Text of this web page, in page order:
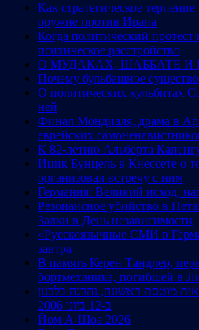
Как стратегическое
оружие против Ирана
Когда политический протест
психическое расстройство
О МУДАКАХ, ШАББАТЕ И
Почему бульбашное существо
О политических кульбитах
ней
Финал Мондиаля, драма в
еврейских
К 82-летию Альберта
Ицик Бунцель в Кнессете о
организовал встречу с ним
Германия: Великий исход,
Резонансное убийство в
Залки в День независимости
«Русскоязычные СМИ в
завтра
В память Керен Тандлер,
бортмеханика, погибшей в
מוטסת ראשונה, נהרגה בלבנון
ב-12 ביוני 2006
Йом А-Шоа 2026